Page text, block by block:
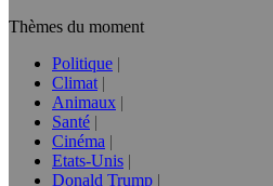
Thèmes du moment
Politique
Climat
Animaux
Santé
Cinéma
Etats-Unis
Donald Trump